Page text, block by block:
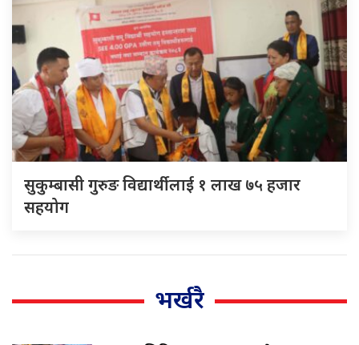
सुकुम्बासी गुरुङ विद्यार्थीलाई १ लाख ७५ हजार
सहयोग
भर्खरै